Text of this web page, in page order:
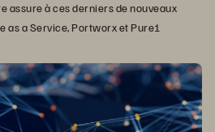
assure à ces derniers de nouveaux
as a Service, Portworx et Pure1